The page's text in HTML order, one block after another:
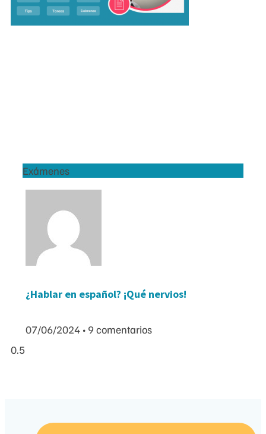
Exámenes
¿Hablar en español? ¡Qué nervios!
07/06/2024 9 comentarios